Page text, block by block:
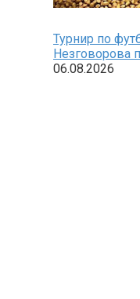
Турнир по
Незговорова
06.08.2026